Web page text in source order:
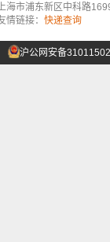
上海市浦东新区中科路
情链接： 快递查询
沪公网安备